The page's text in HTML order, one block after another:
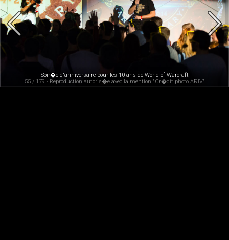
Soir�e d'anniversaire pour les 10 ans de World of Warcraft
55 / 179 - Reproduction autoris�e avec la mention "Cr�dit photo AFJV"